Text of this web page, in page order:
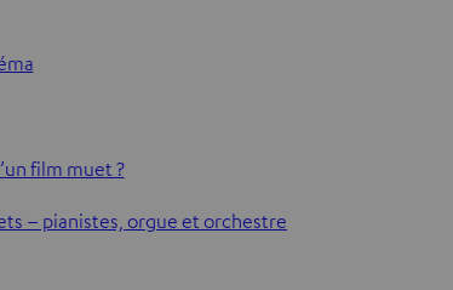
film muet ?
– pianistes, orgue et orchestre